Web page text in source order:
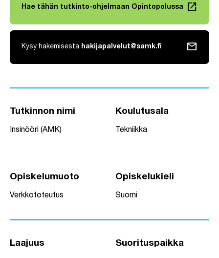
Hae tähän tutkinto-ohjelmaan Opintopolussa
Linkki avautuu uuteen välilehteen launch
Kysy hakemisesta hakijapalvelut@samk.fi mail
Tutkinnon nimi
Insinööri (AMK)
Koulutusala
Tekniikka
Opiskelumuoto
Verkkototeutus
Opiskelukieli
Suomi
Laajuus Suorituspaikka